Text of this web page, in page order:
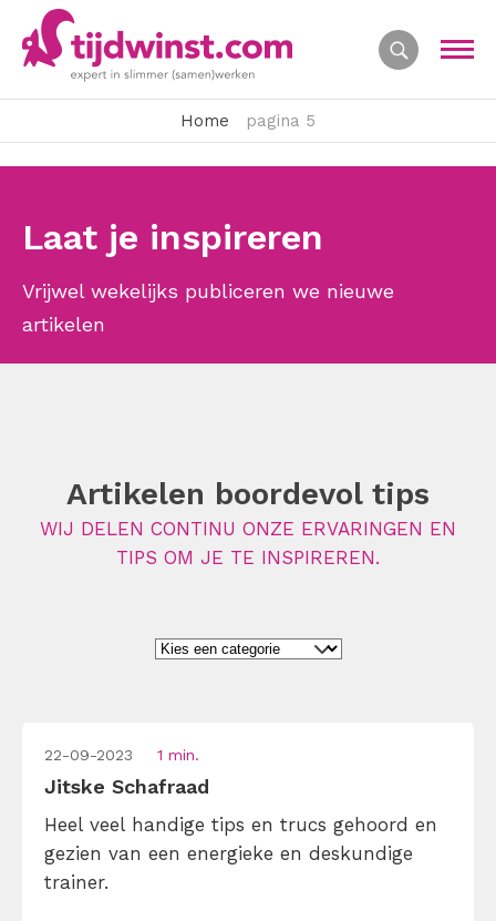
Home pagina 5
Laat je inspireren
Vrijwel wekelijks publiceren we nieuwe
artikelen
Artikelen boordevol tips
WIJ DELEN CONTINU ONZE ERVARINGEN EN
TIPS OM JE TE INSPIREREN.
22-09-2023 1 min.
Jitske Schafraad
Heel veel handige tips en trucs gehoord en
gezien van een energieke en deskundige
trainer.